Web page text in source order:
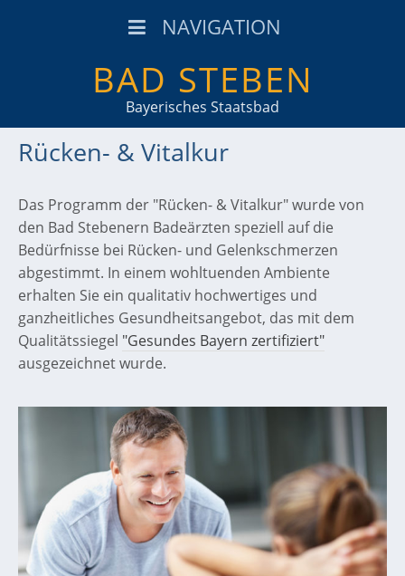
NAVIGATION
BAD STEBEN
Bayerisches Staatsbad
Rücken- & Vitalkur
Das Programm der "Rücken- & Vitalkur" wurde von
den Bad Stebenern Badeärzten speziell auf die
Bedürfnisse bei Rücken- und Gelenkschmerzen
abgestimmt. In einem wohltuenden Ambiente
erhalten Sie ein qualitativ hochwertiges und
ganzheitliches Gesundheitsangebot, das mit dem
Qualitätssiegel "Gesundes Bayern zertifiziert"
ausgezeichnet wurde.